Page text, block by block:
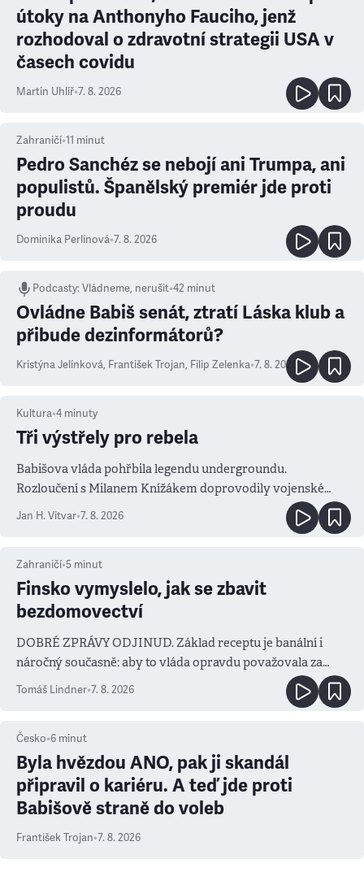
útoky na Anthonyho Fauciho, jenž
rozhodoval o zdravotní strategii USA v
časech covidu
Martin Uhlíř•7. 8. 2026
Zahraničí•11 minut
Pedro Sanchéz se nebojí ani Trumpa, ani
populistů. Španělský premiér jde proti
proudu
Dominika Perlínová•7. 8. 2026
Podcasty:Vládneme, nerušit•42 minut
Ovládne Babiš senát, ztratí Láska klub a
přibude dezinformátorů?
Kristýna Jelínková, František Trojan, Filip Zelenka•7. 8. 2026
Kultura•4 minuty
Tři výstřely pro rebela
Babišova vláda pohřbila legendu undergroundu.
Rozloučení s Milanem Knížákem doprovodily vojenské
salvy i kritika pokrokářů
Jan H. Vitvar•7. 8. 2026
Zahraničí•5 minut
Finsko vymyslelo, jak se zbavit
bezdomovectví
DOBRÉ ZPRÁVY ODJINUD. Základ receptu je banální i
náročný současně: aby to vláda opravdu považovala za
prioritu
Tomáš Lindner•7. 8. 2026
Česko•6 minut
Byla hvězdou ANO, pak ji skandál
připravil o kariéru. A teď jde proti
Babišově straně do voleb
František Trojan•7. 8. 2026